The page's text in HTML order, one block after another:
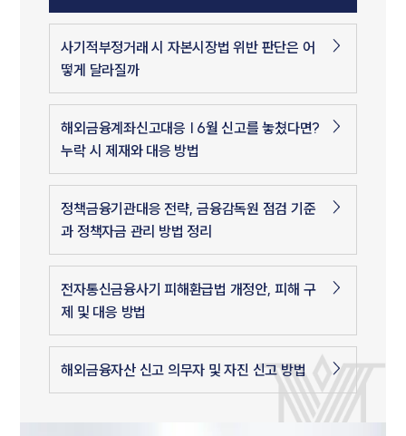
사기적부정거래 시 자본시장법 위반 판단은 어
떻게 달라질까
해외금융계좌신고대응 | 6월 신고를 놓쳤다면?
누락 시 제재와 대응 방법
정책금융기관대응 전략, 금융감독원 점검 기준
과 정책자금 관리 방법 정리
전자통신금융사기 피해환급법 개정안, 피해 구
제 및 대응 방법
해외금융자산 신고 의무자 및 자진 신고 방법